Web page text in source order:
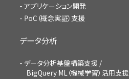
アプリケーション開発
PoC（概念実証）支援
データ分析
データ分析基盤構築支援 /
BigQuery ML（機械学習）活用支援